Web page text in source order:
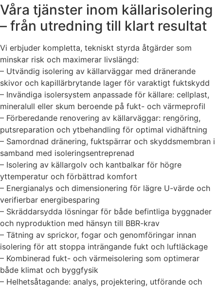
Våra tjänster inom källarisolering
– från utredning till klart resultat
Vi erbjuder kompletta, tekniskt styrda åtgärder som
minskar risk och maximerar livslängd:
– Utvändig isolering av källarväggar med dränerande
skivor och kapillärbrytande lager för varaktigt fuktskydd
– Invändiga isolersystem anpassade för källare: cellplast,
mineralull eller skum beroende på fukt- och värmeprofil
– Förberedande renovering av källarväggar: rengöring,
putsreparation och ytbehandling för optimal vidhäftning
– Samordnad dränering, fuktspärrar och skyddsmembran i
samband med isoleringsentreprenad
– Isolering av källargolv och kantbalkar för högre
yttemperatur och förbättrad komfort
– Energianalys och dimensionering för lägre U-värde och
verifierbar energibesparing
– Skräddarsydda lösningar för både befintliga byggnader
och nyproduktion med hänsyn till BBR-krav
– Tätning av sprickor, fogar och genomföringar innan
isolering för att stoppa inträngande fukt och luftläckage
– Kombinerad fukt- och värmeisolering som optimerar
både klimat och byggfysik
– Helhetsåtagande: analys, projektering, utförande och